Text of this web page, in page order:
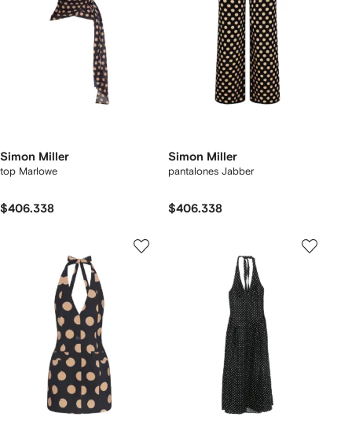
Simon Miller
top Marlowe
$406.338
Simon Miller
pantalones Jabber
$406.338